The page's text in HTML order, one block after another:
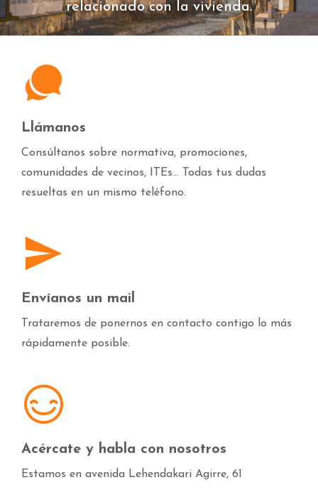
relacionado con la vivienda.
Llámanos
Consúltanos sobre normativa, promociones,
comunidades de vecinos, ITEs... Todas tus dudas
resueltas en un mismo teléfono.
Envíanos un mail
Trataremos de ponernos en contacto contigo lo más
rápidamente posible.
Acércate y habla con nosotros
Estamos en avenida Lehendakari Agirre, 61